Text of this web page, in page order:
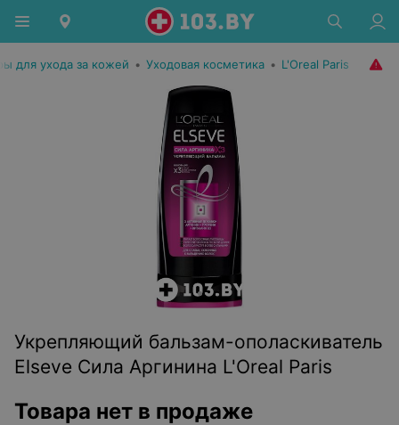
для ухода за кожей • Уходовая косметика • L'Oreal Paris
Укрепляющий бальзам-ополаскиватель
Elseve Сила Аргинина L'Oreal Paris
Товара нет в продаже